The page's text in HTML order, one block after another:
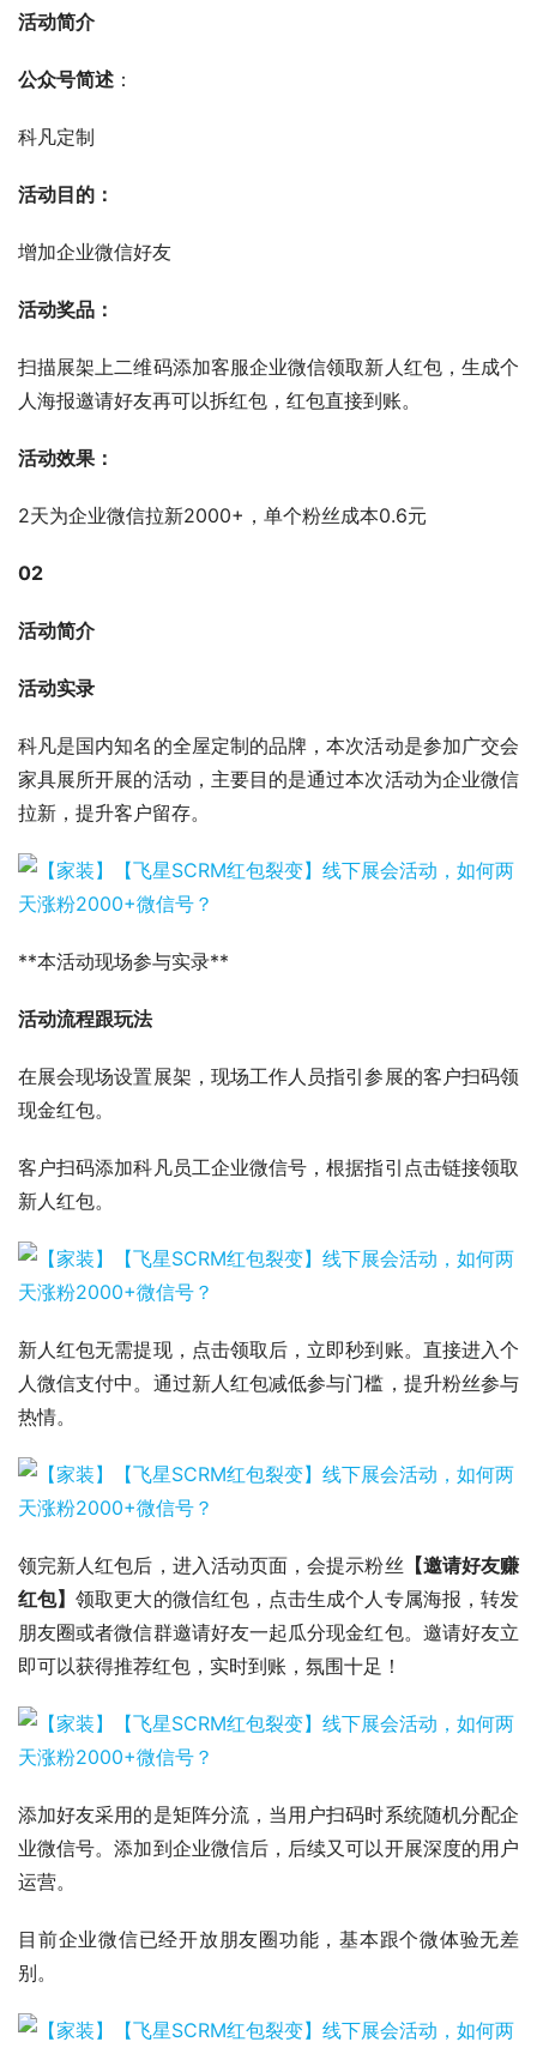
活动简介
公众号简述 ：
科凡定制
活动目的：
增加企业微信好友
活动奖品：
扫描展架上二维码添加客服企业微信领取新人红包，生成个
人海报邀请好友再可以拆红包，红包直接到账。
活动效果：
2天为企业微信拉新2000+，单个粉丝成本0.6元
02
活动简介
活动实录
科凡是国内知名的全屋定制的品牌，本次活动是参加广交会
家具展所开展的活动，主要目的是通过本次活动为企业微信
拉新，提升客户留存。
**本活动现场参与实录**
活动流程跟玩法
在展会现场设置展架，现场工作人员指引参展的客户扫码领
现金红包。
客户扫码添加科凡员工企业微信号，根据指引点击链接领取
新人红包。
新人红包无需提现，点击领取后，立即秒到账。直接进入个
人微信支付中。通过新人红包减低参与门槛，提升粉丝参与
热情。
领完新人红包后，进入活动页面，会提示粉丝 【邀请好友赚
红包】领取更大的微信红包，点击生成个人专属海报，转发
朋友圈或者微信群邀请好友一起瓜分现金红包。邀请好友立
即可以获得推荐红包，实时到账，氛围十足！
添加好友采用的是矩阵分流，当用户扫码时系统随机分配企
业微信号。添加到企业微信后，后续又可以开展深度的用户
运营。
目前企业微信已经开放朋友圈功能，基本跟个微体验无差
别。